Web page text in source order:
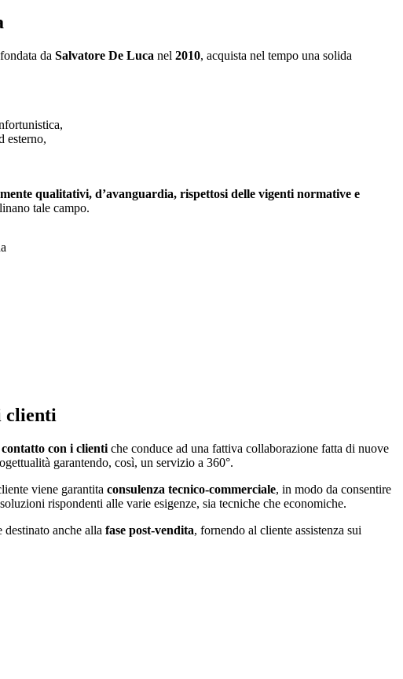
da Salvatore De Luca nel 2010, acquista nel tempo una solida
esterno,
qualitativi, d’avanguardia, rispettosi delle vigenti normative e
tale campo.
clienti
contatto con i clienti che conduce ad una fattiva collaborazione fatta di nuove
garantendo, così, un servizio a 360°.
viene garantita consulenza tecnico-commerciale, in modo da consentire
rispondenti alle varie esigenze, sia tecniche che economiche.
anche alla fase post-vendita, fornendo al cliente assistenza sui